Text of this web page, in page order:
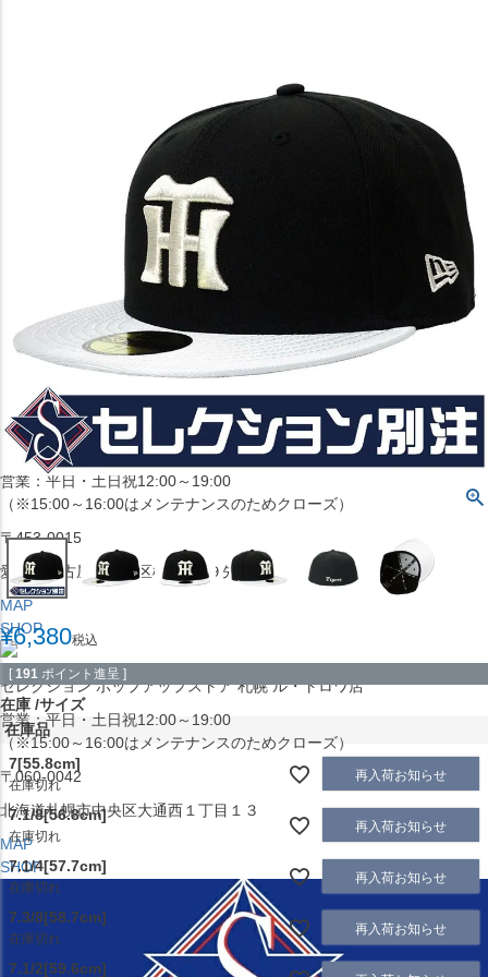
JR水道橋駅西口店
営業：土・日・祝日のみ 12:00-18:00
東京都千代田区神田三崎町２丁目２２−１ 1F
SHOP
セレクション名古屋エスカ地下街店
営業：平日・土日祝12:00～19:00
（※15:00～16:00はメンテナンスのためクローズ）
〒453-0015
愛知県名古屋市中村区椿町６−９先
MAP
SHOP
セレクション ポップアップストア 札幌 ル・トロワ店
営業：平日・土日祝12:00～19:00
（※15:00～16:00はメンテナンスのためクローズ）
〒060-0042
北海道札幌市中央区大通西１丁目１３
MAP
SHOP
¥6,380税込
[ 191 ポイント進呈 ]
在庫 サイズ
在庫品
7[55.8cm]
在庫切れ
再入荷お知らせ
7.1/8[56.8cm]
在庫切れ
再入荷お知らせ
7.1/4[57.7cm]
在庫切れ
再入荷お知らせ
7.3/8[58.7cm]
在庫切れ
再入荷お知らせ
7.1/2[59.6cm]